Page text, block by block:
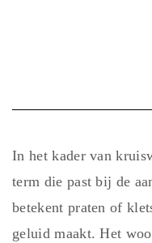
In het kader van
term die past bij de
betekent praten of
geluid maakt. Het